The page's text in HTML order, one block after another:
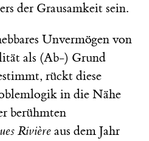
der Grausamkeit sein.
Unvermögen von
als (Ab-) Grund
rückt diese
in die Nähe
berühmten
Rivière aus dem Jahr